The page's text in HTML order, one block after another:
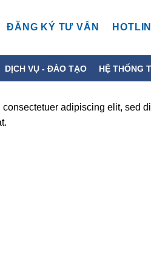
ĐĂNG KÝ TƯ VẤN
DỊCH VỤ - ĐÀO TẠO HỆ THỐNG
consectetuer adipiscing elit, sed